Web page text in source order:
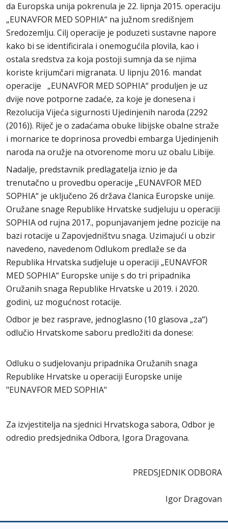
da Europska unija pokrenula je 22. lipnja 2015. operaciju
„EUNAVFOR MED SOPHIA“ na južnom središnjem
Sredozemlju. Cilj operacije je poduzeti sustavne napore
kako bi se identificirala i onemogućila plovila, kao i
ostala sredstva za koja postoji sumnja da se njima
koriste krijumčari migranata. U lipnju 2016. mandat
operacije „EUNAVFOR MED SOPHIA“ produljen je uz
dvije nove potporne zadaće, za koje je donesena i
Rezolucija Vijeća sigurnosti Ujedinjenih naroda (2292
(2016)). Riječ je o zadaćama obuke libijske obalne straže
i mornarice te doprinosa provedbi embarga Ujedinjenih
naroda na oružje na otvorenome moru uz obalu Libije.
Nadalje, predstavnik predlagatelja iznio je da
trenutačno u provedbu operacije „EUNAVFOR MED
SOPHIA“ je uključeno 26 država članica Europske unije.
Oružane snage Republike Hrvatske sudjeluju u operaciji
SOPHIA od rujna 2017., popunjavanjem jedne pozicije na
bazi rotacije u Zapovjedništvu snaga. Uzimajući u obzir
navedeno, navedenom Odlukom predlaže se da
Republika Hrvatska sudjeluje u operaciji „EUNAVFOR
MED SOPHIA“ Europske unije s do tri pripadnika
Oružanih snaga Republike Hrvatske u 2019. i 2020.
godini, uz mogućnost rotacije.
Odbor je bez rasprave, jednoglasno (10 glasova „za“)
odlučio Hrvatskome saboru predložiti da donese:
Odluku o sudjelovanju pripadnika Oružanih snaga
Republike Hrvatske u operaciji Europske unije
"EUNAVFOR MED SOPHIA"
Za izvjestitelja na sjednici Hrvatskoga sabora, Odbor je
odredio predsjednika Odbora, Igora Dragovana.
PREDSJEDNIK ODBORA
Igor Dragovan